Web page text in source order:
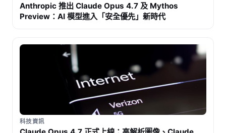
Anthropic 推出 Claude Opus 4.7 及 Mythos
Preview：AI 模型進入「安全優先」新時代
科技資訊